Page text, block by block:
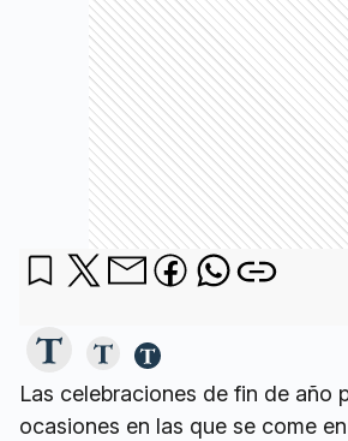
Las celebraciones de fin de año
ocasiones en las que se come